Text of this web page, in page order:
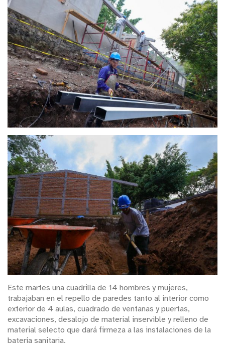
Este martes una cuadrilla de 14 hombres y mujeres,
trabajaban en el repello de paredes tanto al interior como
exterior de 4 aulas, cuadrado de ventanas y puertas,
excavaciones, desalojo de material inservible y relleno de
material selecto que dará firmeza a las instalaciones de la
batería sanitaria.